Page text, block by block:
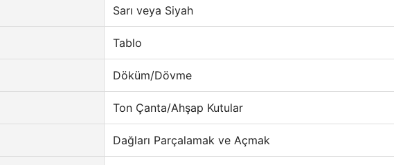
Sarı veya Siyah
Tablo
Döküm/Dövme
Ton Çanta/Ahşap Kutular
Dağları Parçalamak ve Açmak